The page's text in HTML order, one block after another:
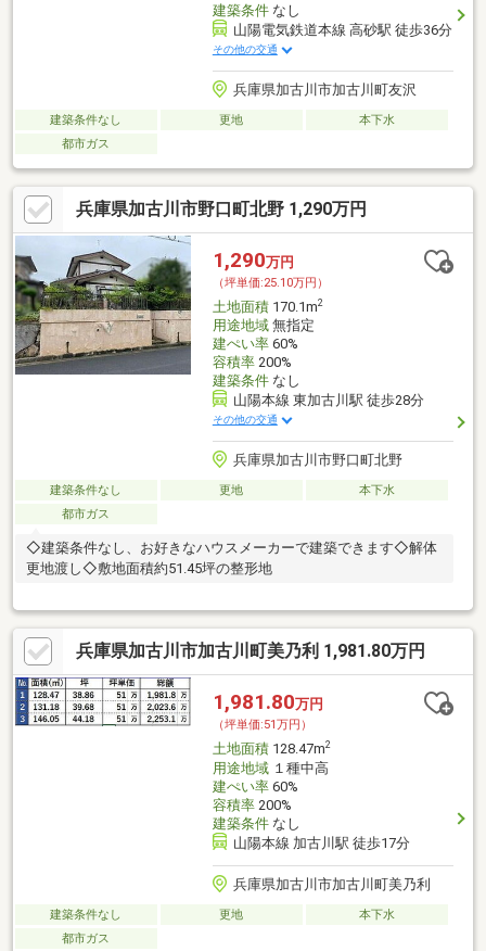
建築条件なし
山陽電気鉄道本線 高砂駅 徒歩36分
その他の交通
兵庫県加古川市加古川町友沢
建築条件なし 更地
本下水
都市ガス
兵庫県加古川市野口町北野 1,290万円
1,290万円
（坪単価:25.10万円）
土地面積170.1m2
用途地域無指定
建ぺい率60%
容積率200%
建築条件なし
山陽本線 東加古川駅 徒歩28分
その他の交通
兵庫県加古川市野口町北野
建築条件なし 更地
本下水
都市ガス
◇建築条件なし、お好きなハウスメーカーで建築できます◇解体
更地渡し◇敷地面積約51.45坪の整形地
兵庫県加古川市加古川町美乃利 1,981.80万円
1,981.80万円
（坪単価:51万円）
土地面積128.47m2
用途地域１種中高
建ぺい率60%
容積率200%
建築条件なし
山陽本線 加古川駅 徒歩17分
兵庫県加古川市加古川町美乃利
建築条件なし 更地
本下水
都市ガス